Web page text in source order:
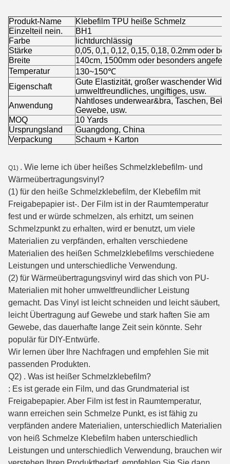
Produkt-Name
Klebefilm TPU heiße Schmelz
Einzelteil nein.
BH1
Farbe
lichtdurchlässig
Stärke
0,05, 0,1, 0,12, 0,15, 0,18, 0.2mm oder
Breite
140cm, 1500mm oder besonders
Temperatur
130~150℃
Eigenschaft
Gute Elastizität, großer waschender
umweltfreundliches, ungiftiges, usw.
Anwendung
Nahtloses underwear&bra, Taschen,
Gewebe, usw.
MOQ
10 Yards
Ursprungsland
Guangdong, China
Verpackung
Schaum + Karton
Q1) . Wie lerne ich über heißes Schmelzklebefilm- und
Wärmeübertragungsvinyl?
(1) für den heiße Schmelzklebefilm, der Klebefilm mit
Freigabepapier ist-. Der Film ist in der Raumtemperatur
fest und er würde schmelzen, als erhitzt, um seinen
Schmelzpunkt zu erhalten, wird er benutzt, um viele
Materialien zu verpfänden, erhalten verschiedene
Materialien des heißen Schmelzklebefilms verschiedene
Leistungen und unterschiedliche Verwendung.
(2) für Wärmeübertragungsvinyl wird das shich von PU-
Materialien mit hoher umweltfreundlicher Leistung
gemacht. Das Vinyl ist leicht schneiden und leicht säubert,
leicht Übertragung auf Gewebe und stark haften Sie am
Gewebe, das dauerhafte lange Zeit sein könnte. Sehr
populär für DIY-Entwürfe.
Wir lernen über Ihre Nachfragen und empfehlen Sie mit
passenden Produkten.
Q2) . Was ist heißer Schmelzklebefilm?
: Es ist gerade ein Film, und das Grundmaterial ist
Freigabepapier. Aber Film ist fest in Raumtemperatur,
wann erreichen sein Schmelze Punkt, es ist fähig zu
verpfänden andere Materialien, unterschiedlich Materialien
von heiß Schmelze Klebefilm haben unterschiedlich
Leistungen und unterschiedlich Verwendung, brauchen wir